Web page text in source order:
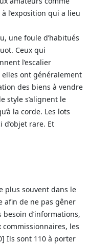
l’exposition qui a lieu
une foule d’habitués
Ceux qui
l’escalier
ont généralement
des biens à vendre
style s’alignent le
la corde. Les lots
d’objet rare. Et
plus souvent dans le
afin de ne pas gêner
d’informations,
commissionnaires, les
Ils sont 110 à porter